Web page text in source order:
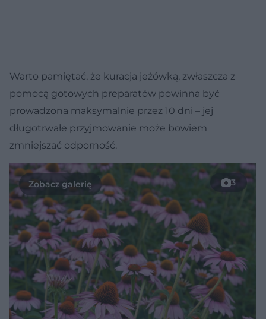
Warto pamiętać, że kuracja jeżówką, zwłaszcza z
pomocą gotowych preparatów powinna być
prowadzona maksymalnie przez 10 dni – jej
długotrwałe przyjmowanie może bowiem
zmniejszać odporność.
3